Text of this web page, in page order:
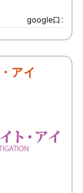
google口コミ
アイ